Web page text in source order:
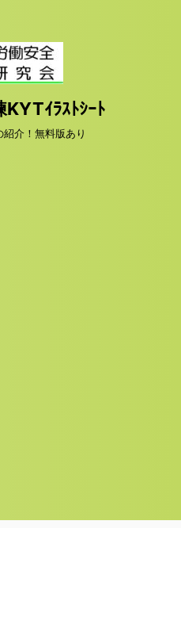
ｲﾗｽﾄｼｰﾄ
介！無料版あり